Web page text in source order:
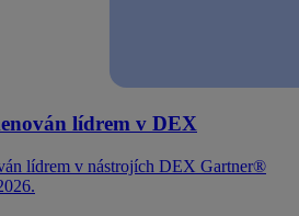
lídrem v DEX
lídrem v nástrojích DEX Gartner®